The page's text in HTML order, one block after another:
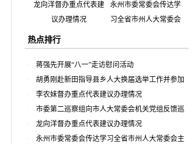
龙向洋督办重点代表建
议办理情况
永州市委常委会传达学
习全省市州人大常委会
关精神 专题听取省人
大常委会执法检查组到
永州开展大气污染防治
相关法律法规执法检查
情况汇报
热点排行
蒋强先开展“八一”走访慰问活动
胡勇刚赴新田指导县乡人大换届选举工作并参加
市人大代表小组主题活动
李农妹督办重点代表建议办理情况
市委第二巡察组向市人大常委会机关党组反馈巡
察情况
龙向洋督办重点代表建议办理情况
永州市委常委会传达学习全省市州人大常委会主